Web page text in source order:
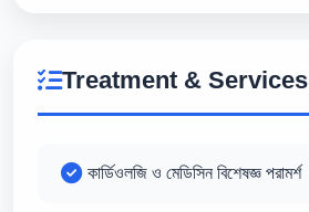
Treatment & Services
কার্ডিওলজি ও মেডিসিন বিশেষজ্ঞ পরামর্শ